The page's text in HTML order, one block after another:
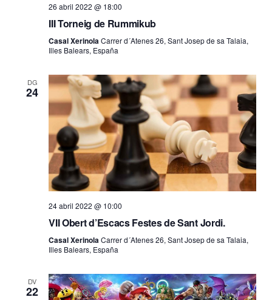
26 abril 2022 @ 18:00
III Torneig de Rummikub
Casal XerinolaCarrer d´Atenes 26, Sant Josep de sa Talaia,
Illes Balears, España
DG
24
24 abril 2022 @ 10:00
VII Obert d’Escacs Festes de Sant Jordi.
Casal XerinolaCarrer d´Atenes 26, Sant Josep de sa Talaia,
Illes Balears, España
DV
22